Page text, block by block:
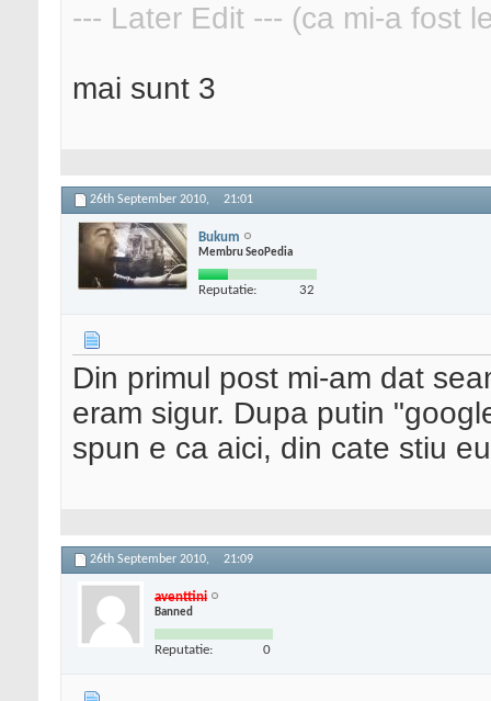
--- Later Edit --- (ca mi-a fost
mai sunt 3
26th September 2010, 21:01
Bukum
Membru SeoPedia
Reputatie: 32
Din primul post mi-am dat
eram sigur. Dupa putin
spun e ca aici, din cate stiu
26th September 2010, 21:09
aventtini
Banned
Reputatie: 0